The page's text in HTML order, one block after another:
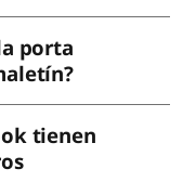
porta
tienen